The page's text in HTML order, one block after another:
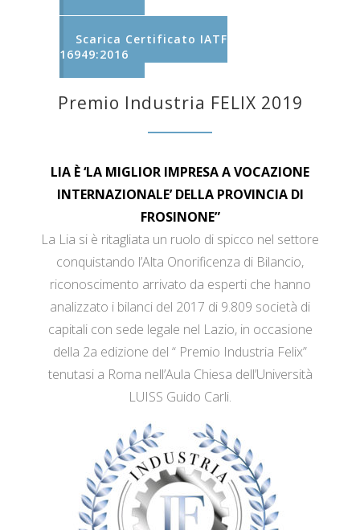
Scarica Certificato IATF
16949:2016
Premio Industria FELIX 2019
LIA È ‘LA MIGLIOR IMPRESA A VOCAZIONE
INTERNAZIONALE’ DELLA PROVINCIA DI
FROSINONE”
La Lia si è ritagliata un ruolo di spicco nel settore
conquistando l’Alta Onorificenza di Bilancio,
riconoscimento arrivato da esperti che hanno
analizzato i bilanci del 2017 di 9.809 società di
capitali con sede legale nel Lazio, in occasione
della 2a edizione del “ Premio Industria Felix”
tenutasi a Roma nell’Aula Chiesa dell’Università
LUISS Guido Carli.